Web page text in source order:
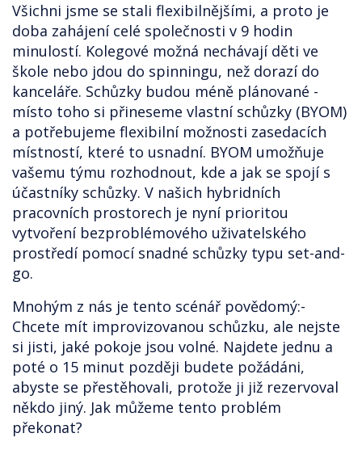
Všichni jsme se stali flexibilnějšími, a proto je
doba zahájení celé společnosti v 9 hodin
minulostí. Kolegové možná nechávají děti ve
škole nebo jdou do spinningu, než dorazí do
kanceláře. Schůzky budou méně plánované -
místo toho si přineseme vlastní schůzky (BYOM)
a potřebujeme flexibilní možnosti zasedacích
místností, které to usnadní. BYOM umožňuje
vašemu týmu rozhodnout, kde a jak se spojí s
účastníky schůzky. V našich hybridních
pracovních prostorech je nyní prioritou
vytvoření bezproblémového uživatelského
prostředí pomocí snadné schůzky typu set-and-
go.
Mnohým z nás je tento scénář povědomý:-
Chcete mít improvizovanou schůzku, ale nejste
si jisti, jaké pokoje jsou volné. Najdete jednu a
poté o 15 minut později budete požádáni,
abyste se přestěhovali, protože ji již rezervoval
někdo jiný. Jak můžeme tento problém
překonat?